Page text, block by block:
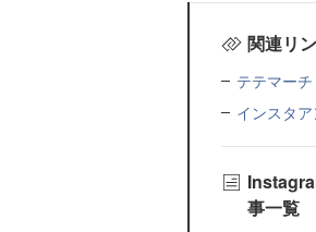
関連リ
テテマーチ
インスタ
事一覧